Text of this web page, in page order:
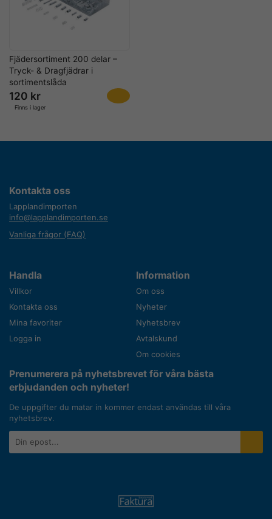
Fjädersortiment 200 delar –
Tryck- & Dragfjädrar i
sortimentslåda
120 kr
Finns i lager
Kontakta oss
Lapplandimporten
info@lapplandimporten.se
Vanliga frågor (FAQ)
Handla
Villkor
Kontakta oss
Mina favoriter
Logga in
Information
Om oss
Nyheter
Nyhetsbrev
Avtalskund
Om cookies
Prenumerera på nyhetsbrevet för våra bästa
erbjudanden och nyheter!
De uppgifter du matar in kommer endast användas till våra
nyhetsbrev.
postadress